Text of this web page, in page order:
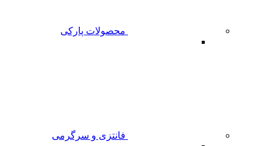
محصولات پارکی
فانتزی و سرگرمی